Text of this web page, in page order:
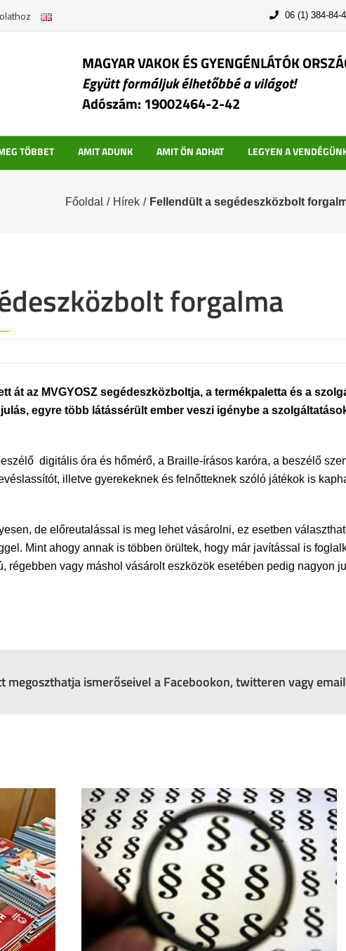
06 (1) 384-84-
MAGYAR VAKOK ÉS GYENGÉNLÁTÓK
Együtt formáljuk élhetőbbé a világot!
Adószám: 19002464-2-42
TÖBBET AMIT ADUNK AMIT ÖN ADHAT LEGYEN A
Főoldal / Hírek / Fellendült a segédeszközbolt
forgalma
át az MVGYOSZ segédeszközboltja, a termékpaletta és a
egyre több látássérült ember veszi igénybe a
digitális óra és hőmérő, a Braille-írásos karóra, a beszélő
illetve gyerekeknek és felnőtteknek szóló játékok is
de előreutalással is meg lehet vásárolni, ez esetben
Mint ahogy annak is többen örültek, hogy már javítással is
régebben vagy máshol vásárolt eszközök esetében pedig nagyon
megoszthatja ismerőseivel a Facebookon, twitteren vagy